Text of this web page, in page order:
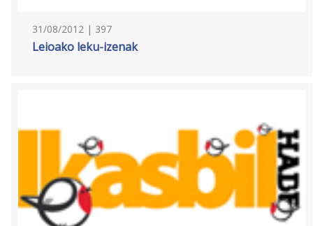
31/08/2012 | 397
Leioako leku-izenak